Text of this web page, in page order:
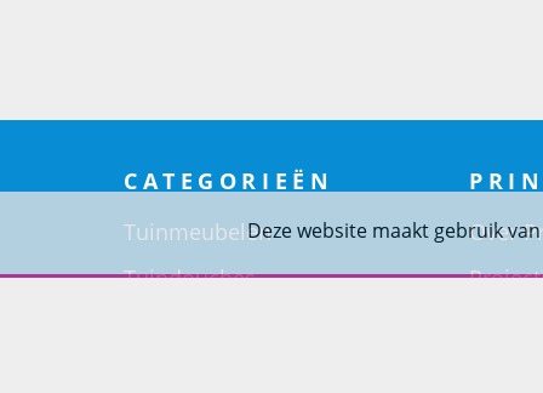
Deze website maakt gebruik
CATEGORIEËN
Tuinmeubelen
Tuindouches
Over